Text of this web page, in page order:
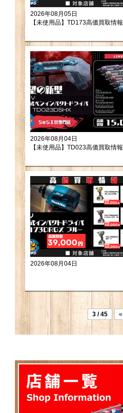
2026年08月05日
【未使用品】TD173高価買取情報
2026年08月04日
【未使用品】TD023高価買取情報
2026年08月04日
3 / 45 «